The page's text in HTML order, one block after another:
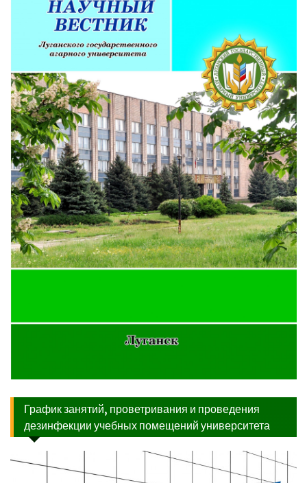
График занятий, проветривания и проведения
дезинфекции учебных помещений университета